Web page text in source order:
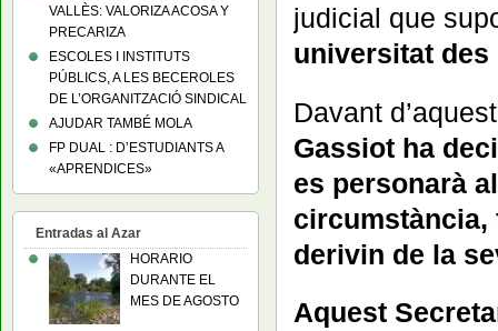
judicial que
universitat des
Davant
Gassiot ha
es personarà
circumstància,
derivin de la
Aquest
VALLÈS: VALORIZA ACOSA Y
PRECARIZA
ESCOLES I INSTITUTS
PÚBLICS, A LES BECEROLES
DE L’ORGANITZACIÓ SINDICAL
AJUDAR TAMBÉ MOLA
FP DUAL : D’ESTUDIANTS A
«APRENDICES»
Entradas al Azar
HORARIO
DURANTE EL
MES DE AGOSTO